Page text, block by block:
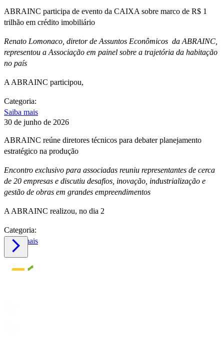
ABRAINC participa de evento da CAIXA sobre marco de R$ 1
trilhão em crédito imobiliário
Renato Lomonaco, diretor de Assuntos Econômicos da ABRAINC,
representou a Associação em painel sobre a trajetória da habitação
no país
A ABRAINC participou,
Categoria:
Saiba mais
30 de junho de 2026
ABRAINC reúne diretores técnicos para debater planejamento
estratégico na produção
Encontro exclusivo para associadas reuniu representantes de cerca
de 20 empresas e discutiu desafios, inovação, industrialização e
gestão de obras em grandes empreendimentos
A ABRAINC realizou, no dia 2
Categoria:
Saiba mais
